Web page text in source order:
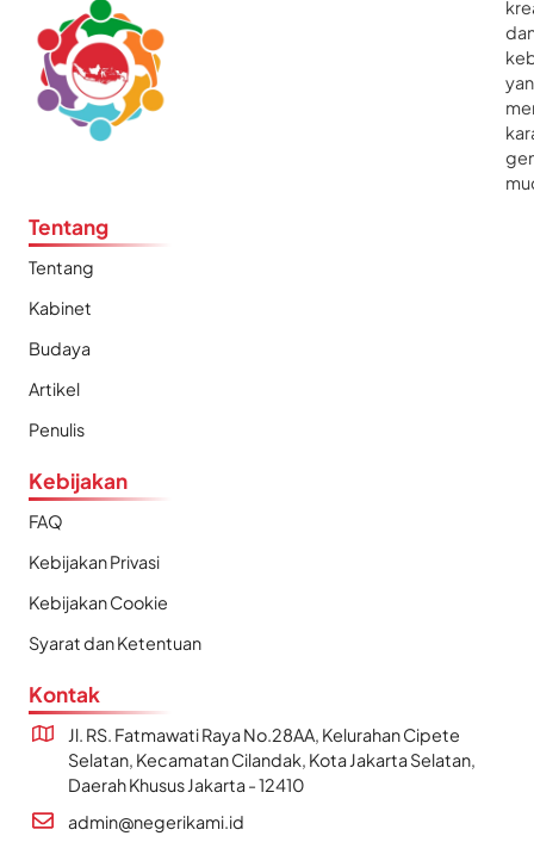
Tentang
Tentang
Kabinet
Budaya
Artikel
Penulis
Kebijakan
FAQ
Kebijakan Privasi
Kebijakan Cookie
Syarat dan Ketentuan
Kontak
Jl. RS. Fatmawati Raya No.28AA, Kelurahan Cipete
Selatan, Kecamatan Cilandak, Kota Jakarta Selatan,
Daerah Khusus Jakarta - 12410
admin@negerikami.id